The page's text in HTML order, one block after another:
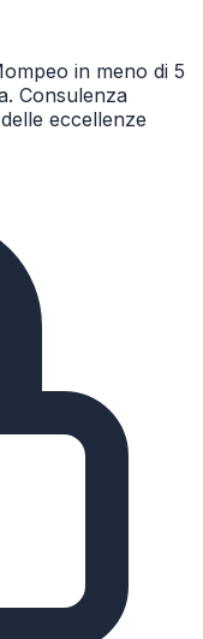
in meno di 5
Consulenza
eccellenze